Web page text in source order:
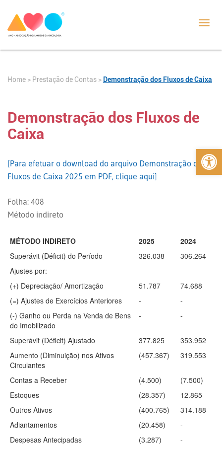
Abrir
Home > Prestação de Contas > Demonstração dos Fluxos de Caixa
Demonstração dos Fluxos de
Caixa
[Para efetuar o download do arquivo Demonstração dos
Fluxos de Caixa 2025 em PDF, clique aqui]
Folha: 408
Método indireto
MÉTODO INDIRETO 2025
2024
Superávit (Déficit) do Período
326.038
306.264
Ajustes por:
(+) Depreciação/ Amortização
51.787
74.688
(=) Ajustes de Exercícios Anteriores
-
-
(-) Ganho ou Perda na Venda de Bens
do Imobilizado
- -
Superávit (Déficit) Ajustado 377.825
353.952
Aumento (Diminuição) nos Ativos
Circulantes
(457.367) 319.553
Contas a Receber (4.500)
(7.500)
Estoques
(28.357)
12.865
Outros Ativos
(400.765)
314.188
Adiantamentos
(20.458)
-
Despesas Antecipadas
(3.287)
-